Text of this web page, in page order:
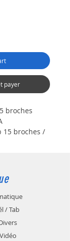
payer
broches
15 broches /
/ Tab